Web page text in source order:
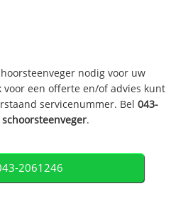
nodig voor uw
voor een offerte en/of advies kunt
servicenummer. Bel043-
schoorsteenveger.
2061246